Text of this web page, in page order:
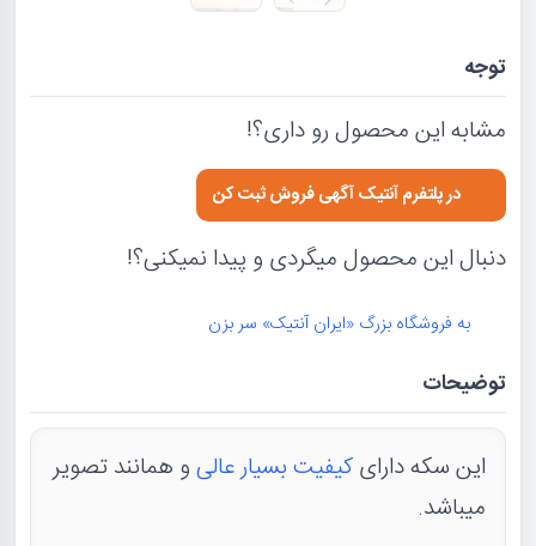
توجه
مشابه این محصول رو داری؟!
در پلتفرم آنتیک آگهی فروش ثبت کن
دنبال این محصول میگردی و پیدا نمیکنی؟!
به فروشگاه بزرگ «ایران آنتیک» سر بزن
توضیحات
این سکه دارایکیفیت بسیار عالیو همانند تصویر
میباشد.